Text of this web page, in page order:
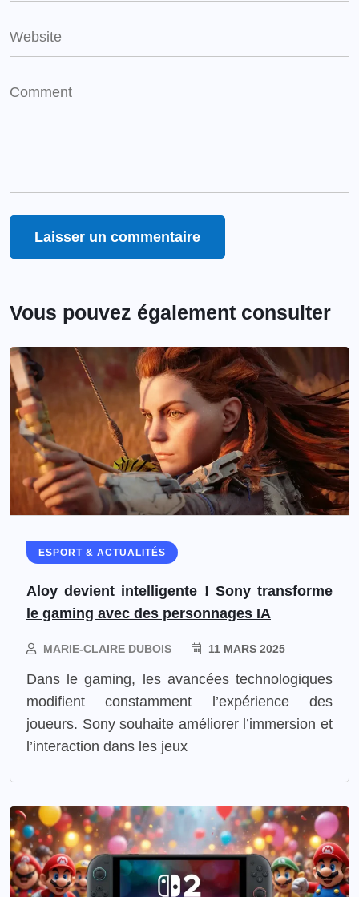
Vous pouvez également consulter
ESPORT & ACTUALITÉS
Aloy devient intelligente ! Sony transforme
le gaming avec des personnages IA
MARIE-CLAIRE DUBOIS 11 MARS 2025
Dans le gaming, les avancées technologiques
modifient constamment l’expérience des
joueurs. Sony souhaite améliorer l’immersion et
l’interaction dans les jeux